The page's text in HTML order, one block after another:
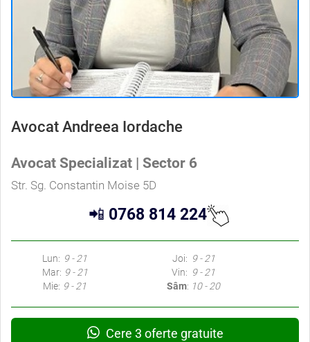
Avocat Andreea Iordache
Avocat Specializat | Sector 6
Str. Sg. Constantin Moise 5D
📲 0768 814 224
Lun: 9 - 21
Mar: 9 - 21
Mie: 9 - 21
Joi: 9 - 21
Vin: 9 - 21
Sâm: 10 - 20
Cere 3 oferte gratuite